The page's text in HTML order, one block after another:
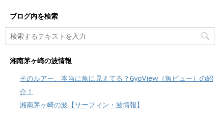
ブログ内を検索
湘南茅ヶ崎の波情報
そのルアー、本当に魚に見えてる？GyoView（魚ビュー）の紹
介！
湘南茅ヶ崎の波【サーフィン・波情報】